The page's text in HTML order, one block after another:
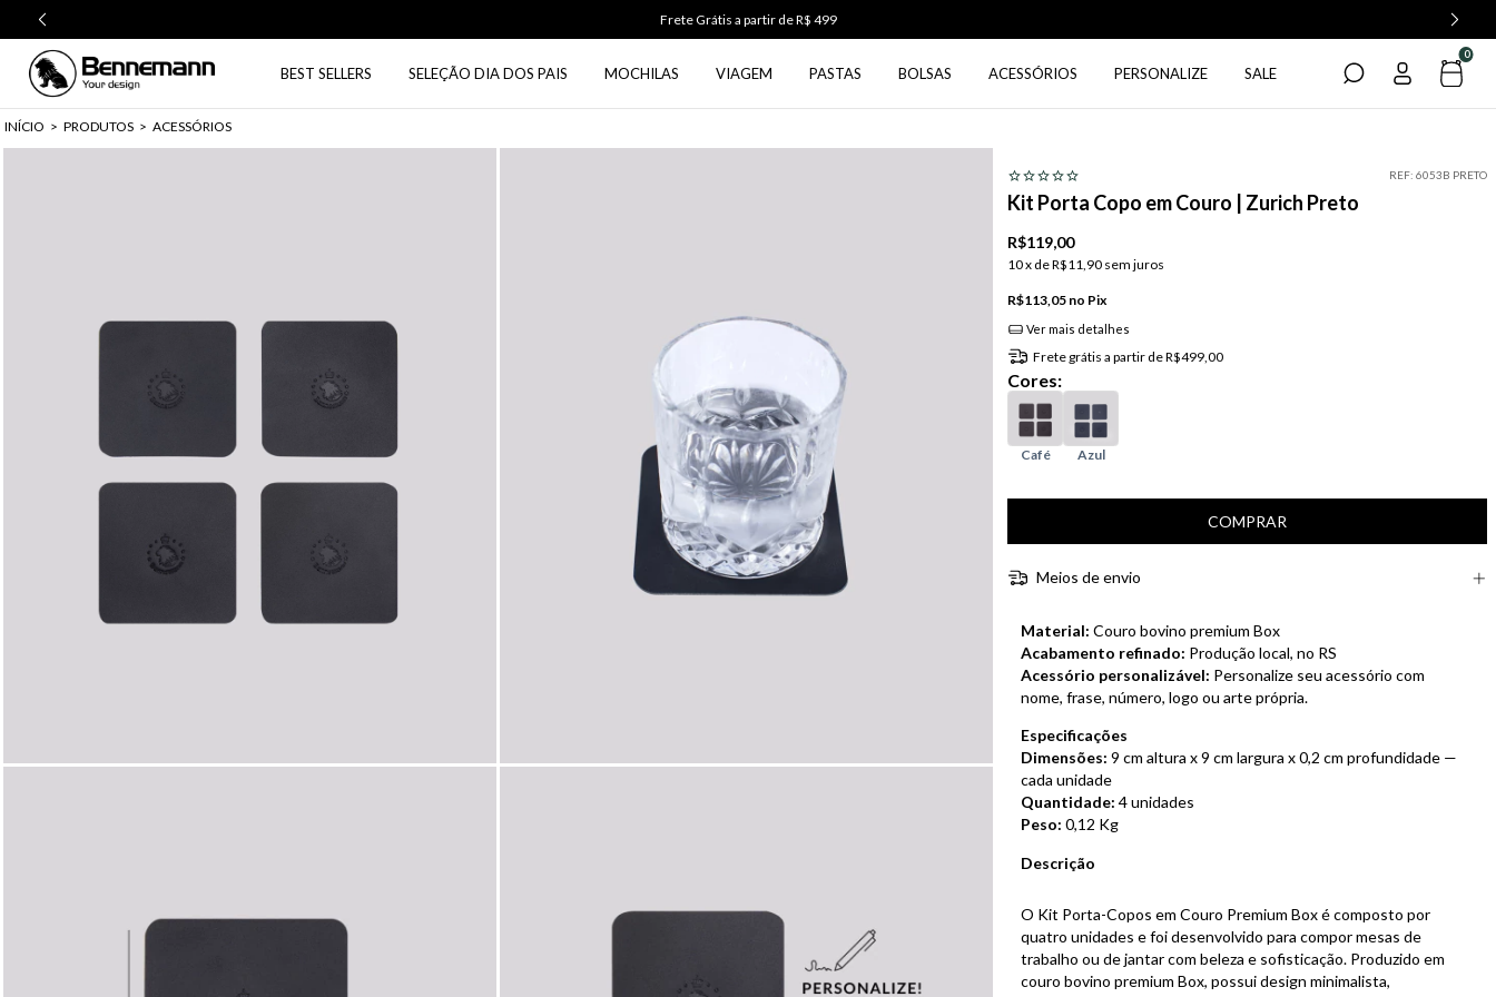
Use o cupom PRIMEIRA5 na primeira compra
BEST SELLERS SELEÇÃO DIA DOS PAIS MOCHILAS VIAGEM PASTAS BOLSAS ACESSÓRIOS PERSONALIZE SALE
0
INÍCIO > PRODUTOS > ACESSÓRIOS
REF: 6053B PRETO
Kit Porta Copo em Couro | Zurich Preto
R$119,00
10x deR$11,90 sem juros
R$113,05 Pix
Ver mais detalhes
Frete grátis a partir deR$499,00
Cores:
Meios de envio
Material: Couro bovino premium Box
Acabamento refinado: Produção local, no RS
Acessório personalizável: Personalize seu acessório com
nome, frase, número, logo ou arte própria.
Especificações
Dimensões: 9 cm altura x 9 cm largura x 0,2 cm profundidade —
cada unidade
Quantidade: 4 unidades
Peso: 0,12 Kg
Descrição
O Kit Porta-Copos em Couro Premium Box é composto por
quatro unidades e foi desenvolvido para compor mesas de
trabalho ou de jantar com beleza e sofisticação. Produzido em
couro bovino premium Box, possui design minimalista,